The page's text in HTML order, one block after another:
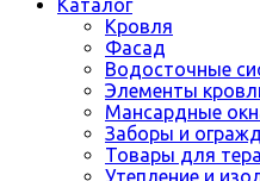
Каталог
Кровля
Фасад
Водосточные
Элементы
Мансардные
Заборы и
Товары для
Утепление и